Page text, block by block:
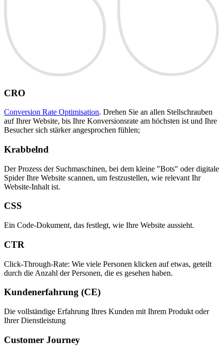
CRO
Conversion Rate Optimisation. Drehen Sie an allen Stellschrauben
auf Ihrer Website, bis Ihre Konversionsrate am höchsten ist und Ihre
Besucher sich stärker angesprochen fühlen;
Krabbelnd
Der Prozess der Suchmaschinen, bei dem kleine "Bots" oder digitale
Spider Ihre Website scannen, um festzustellen, wie relevant Ihr
Website-Inhalt ist.
CSS
Ein Code-Dokument, das festlegt, wie Ihre Website aussieht.
CTR
Click-Through-Rate: Wie viele Personen klicken auf etwas, geteilt
durch die Anzahl der Personen, die es gesehen haben.
Kundenerfahrung (CE)
Die vollständige Erfahrung Ihres Kunden mit Ihrem Produkt oder
Ihrer Dienstleistung
Customer Journey